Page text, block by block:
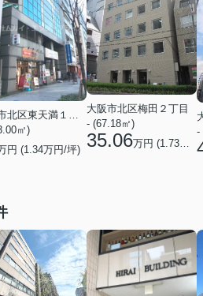
大阪市北区東天満１丁目
㎡)
円 (1.34万円/坪)
大阪市北区梅田２丁目
- (67.18㎡)
35.06万円 (1.73 万
-